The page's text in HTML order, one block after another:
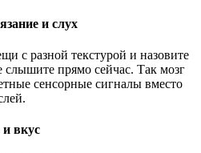
и слух
с разной текстурой и назовите
слышите прямо сейчас. Так мозг
сенсорные сигналы вместо
и вкус